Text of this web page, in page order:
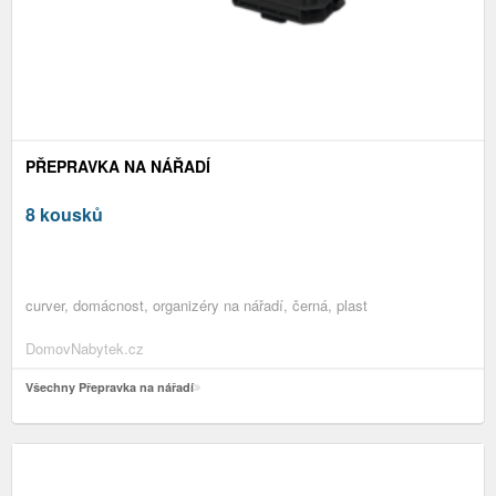
PŘEPRAVKA NA NÁŘADÍ
8 kousků
curver, domácnost, organizéry na nářadí, černá, plast
DomovNabytek.cz
Všechny Přepravka na nářadí